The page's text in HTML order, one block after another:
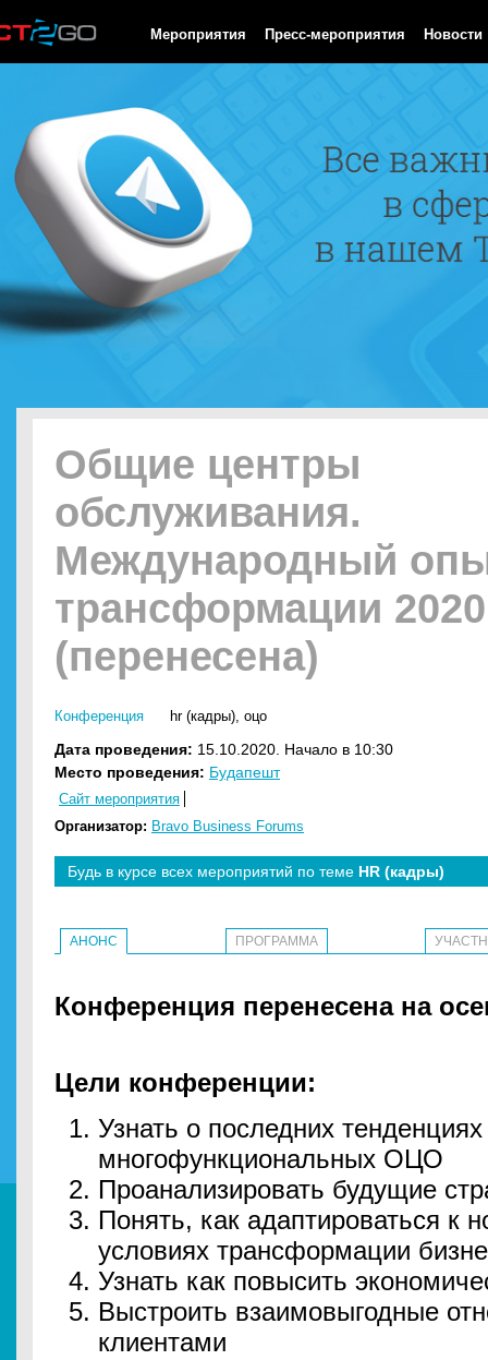
Мероприятия Пресс-мероприятия Новости
Общие центры
обслуживания.
Международный
трансформации 2020
(перенесена)
Конференция hr (кадры), оцо
Дата проведения: 15.10.2020. Начало в 10:30
Место проведения: Будапешт
Сайт мероприятия
Организатор: Bravo Business Forums
Будь в курсе всех мероприятий по теме HR (кадры)
АНОНС ПРОГРАММА
Конференция перенесена на
Цели конференции:
Узнать о последних
многофункциональных ОЦО
Проанализировать будущие
Понять, как адаптироваться к
условиях трансформации
Узнать как повысить
Выстроить взаимовыгодные
клиентами